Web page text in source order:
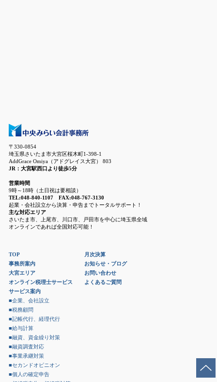
〒330-0854
埼玉県さいたま市大宮区桜木町1-398-1
AddGrace Omiya（アドグレイス大宮） 803
JR：大宮駅西口より徒歩5分
営業時間
9時～18時（土日祝は要相談）
TEL:048-840-1107 FAX:048-767-3130
起業・会社設立から決算・申告までトータルサポート！
主な対応エリア
さいたま市、上尾市、川口市、戸田市を中心に埼玉県全域
オンラインであれば全国対応可能！
TOP
事務所案内
大宮エリア
オンライン税理士サービス
サービス案内
■企業、会社設立
■税務顧問
■記帳代行、経理代行
■給与計算
■融資、資金繰り対策
■融資調査対応
■事業承継対策
■セカンドオピニオン
■個人の確定申告
月次決算
お知らせ・ブログ
お問い合わせ
よくあるご質問